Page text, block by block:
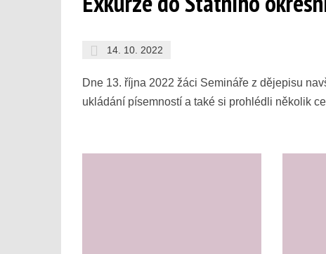
14. 10. 2022
Dne 13. října 2022 žáci Semináře z dějepisu
ukládání písemností a také si prohlédli několik